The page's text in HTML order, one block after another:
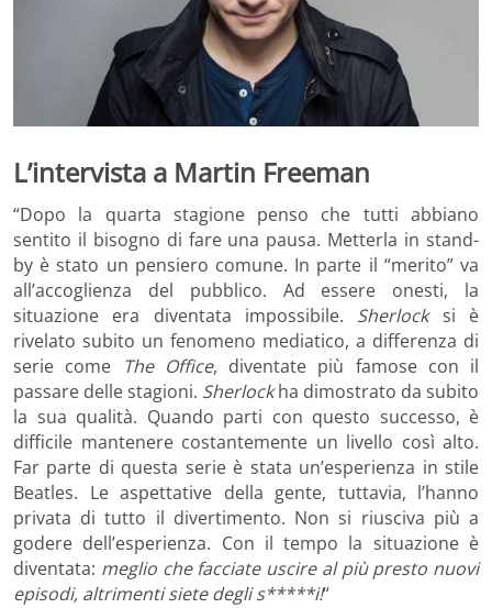
L’intervista a Martin Freeman
“Dopo la quarta stagione penso che tutti abbiano
sentito il bisogno di fare una pausa. Metterla in stand-
by è stato un pensiero comune. In parte il “merito” va
all’accoglienza del pubblico. Ad essere onesti, la
situazione era diventata impossibile. Sherlocksi è
rivelato subito un fenomeno mediatico, a differenza di
serie come The Office, diventate più famose con il
passare delle stagioni. Sherlockha dimostrato da subito
la sua qualità. Quando parti con questo successo, è
difficile mantenere costantemente un livello così alto.
Far parte di questa serie è stata un’esperienza in stile
Beatles. Le aspettative della gente, tuttavia, l’hanno
privata di tutto il divertimento. Non si riusciva più a
godere dell’esperienza. Con il tempo la situazione è
diventata: meglio che facciate uscire al più presto nuovi
episodi, altrimenti siete degli s*****i!“